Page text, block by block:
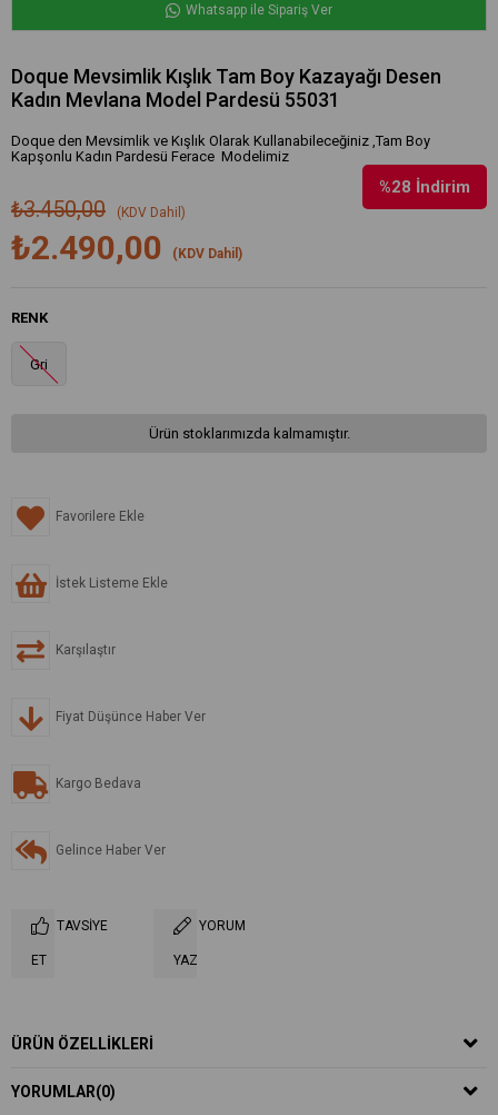
Whatsapp ile Sipariş Ver
Doque Mevsimlik Kışlık Tam Boy Kazayağı Desen
Kadın Mevlana Model Pardesü 55031
Doque den Mevsimlik ve Kışlık Olarak Kullanabileceğiniz ,Tam Boy
Kapşonlu Kadın Pardesü Ferace Modelimiz
%28 İndirim
₺3.450,00 (KDV Dahil)
₺2.490,00 (KDV Dahil)
RENK
Gri
Ürün stoklarımızda kalmamıştır.
Favorilere Ekle
İstek Listeme Ekle
Karşılaştır
Fiyat Düşünce Haber Ver
Kargo Bedava
Gelince Haber Ver
TAVSIYE
ET
YORUM
YAZ
ÜRÜN ÖZELLIKLERI
YORUMLAR(0)